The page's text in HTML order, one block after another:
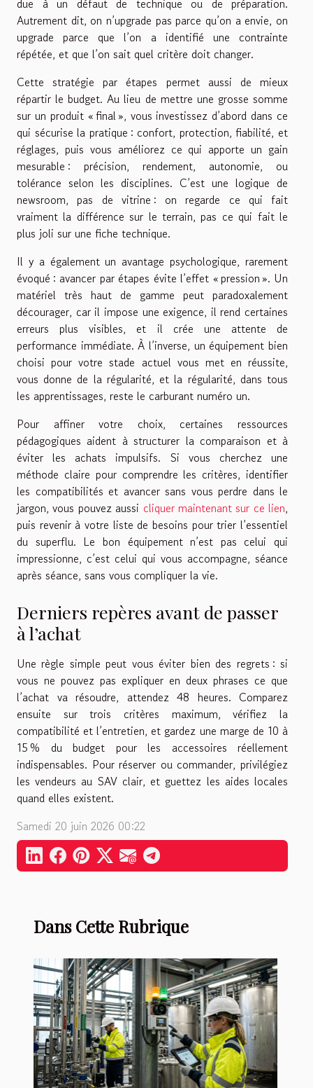
due à un défaut de technique ou de préparation.
Autrement dit, on n’upgrade pas parce qu’on a envie, on
upgrade parce que l’on a identifié une contrainte
répétée, et que l’on sait quel critère doit changer.
Cette stratégie par étapes permet aussi de mieux
répartir le budget. Au lieu de mettre une grosse somme
sur un produit « final », vous investissez d’abord dans ce
qui sécurise la pratique : confort, protection, fiabilité, et
réglages, puis vous améliorez ce qui apporte un gain
mesurable : précision, rendement, autonomie, ou
tolérance selon les disciplines. C’est une logique de
newsroom, pas de vitrine : on regarde ce qui fait
vraiment la différence sur le terrain, pas ce qui fait le
plus joli sur une fiche technique.
Il y a également un avantage psychologique, rarement
évoqué : avancer par étapes évite l’effet « pression ». Un
matériel très haut de gamme peut paradoxalement
décourager, car il impose une exigence, il rend certaines
erreurs plus visibles, et il crée une attente de
performance immédiate. À l’inverse, un équipement bien
choisi pour votre stade actuel vous met en réussite,
vous donne de la régularité, et la régularité, dans tous
les apprentissages, reste le carburant numéro un.
Pour affiner votre choix, certaines ressources
pédagogiques aident à structurer la comparaison et à
éviter les achats impulsifs. Si vous cherchez une
méthode claire pour comprendre les critères, identifier
les compatibilités et avancer sans vous perdre dans le
jargon, vous pouvez aussi cliquer maintenant sur ce lien,
puis revenir à votre liste de besoins pour trier l’essentiel
du superflu. Le bon équipement n’est pas celui qui
impressionne, c’est celui qui vous accompagne, séance
après séance, sans vous compliquer la vie.
Derniers repères avant de passer
à l’achat
Une règle simple peut vous éviter bien des regrets : si
vous ne pouvez pas expliquer en deux phrases ce que
l’achat va résoudre, attendez 48 heures. Comparez
ensuite sur trois critères maximum, vérifiez la
compatibilité et l’entretien, et gardez une marge de 10 à
15 % du budget pour les accessoires réellement
indispensables. Pour réserver ou commander, privilégiez
les vendeurs au SAV clair, et guettez les aides locales
quand elles existent.
Samedi 20 juin 2026 00:22
Dans Cette Rubrique